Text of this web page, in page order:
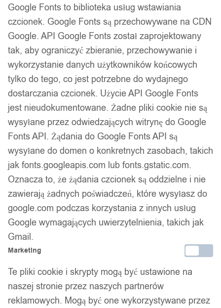
Zestaw 4szt LUSTER Akrylowych
Delfin DZIECI XL 268
24,99zł
Google Fonts to biblioteka usług wstawiania
czcionek. Google Fonts są przechowywane na CDN
Google. API Google Fonts został zaprojektowany
tak, aby ograniczyć zbieranie, przechowywanie i
wykorzystanie danych użytkowników końcowych
tylko do tego, co jest potrzebne do wydajnego
dostarczania czcionek. Użycie API Google Fonts
jest nieudokumentowane. Żadne pliki cookie nie są
wysyłane przez odwiedzających witrynę do Google
Fonts API. Żądania do Google Fonts API są
wysyłane do domen o konkretnych zasobach, takich
jak fonts.googleapis.com lub fonts.gstatic.com.
Oznacza to, że żądania czcionek są oddzielne i nie
zawierają żadnych poświadczeń, które wysyłasz do
google.com podczas korzystania z innych usług
Google wymagających uwierzytelnienia, takich jak
Gmail.
Marketing
Te pliki cookie i skrypty mogą być ustawione na
naszej stronie przez naszych partnerów
reklamowych. Mogą być one wykorzystywane przez